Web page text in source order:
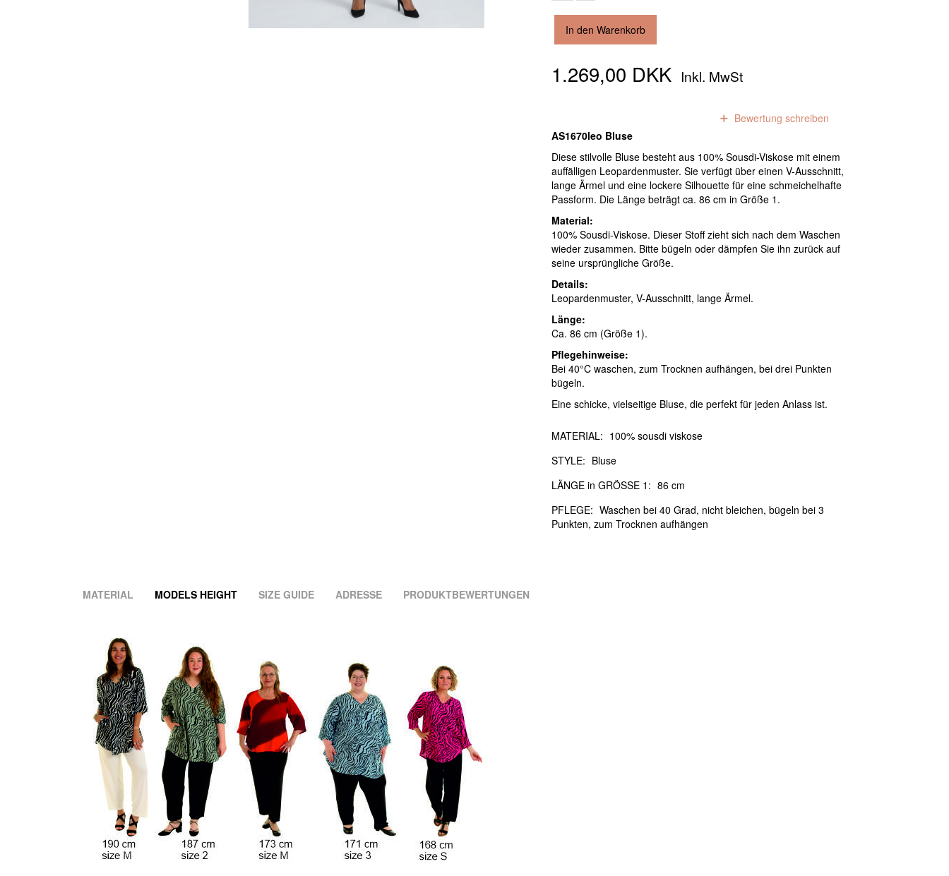
In den Warenkorb
1.269,00 DKK Inkl. MwSt
Bewertung schreiben
AS1670leo Bluse
Diese stilvolle Bluse besteht aus 100% Sousdi-Viskose mit einem
auffälligen Leopardenmuster. Sie verfügt über einen V-Ausschnitt,
lange Ärmel und eine lockere Silhouette für eine schmeichelhafte
Passform. Die Länge beträgt ca. 86 cm in Größe 1.
Material:
100% Sousdi-Viskose. Dieser Stoff zieht sich nach dem Waschen
wieder zusammen. Bitte bügeln oder dämpfen Sie ihn zurück auf
seine ursprüngliche Größe.
Details:
Leopardenmuster, V-Ausschnitt, lange Ärmel.
Länge:
Ca. 86 cm (Größe 1).
Pflegehinweise:
Bei 40°C waschen, zum Trocknen aufhängen, bei drei Punkten
bügeln.
Eine schicke, vielseitige Bluse, die perfekt für jeden Anlass ist.
MATERIAL: 100% sousdi viskose
STYLE: Bluse
LÄNGE in GRÖSSE 1: 86 cm
PFLEGE: Waschen bei 40 Grad, nicht bleichen, bügeln bei 3
Punkten, zum Trocknen aufhängen
MATERIAL MODELS HEIGHT SIZE GUIDE ADRESSE PRODUKTBEWERTUNGEN